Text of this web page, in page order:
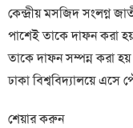
কেন্দ্রীয় মসজিদ সংলগ্ন
পাশেই তাকে দাফন করা
তাকে দাফন সম্পন্ন করা
ঢাকা বিশ্ববিদ্যালয়ে
শেয়ার করুন